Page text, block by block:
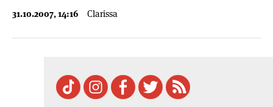
31.10.2007, 14:16 Clarissa